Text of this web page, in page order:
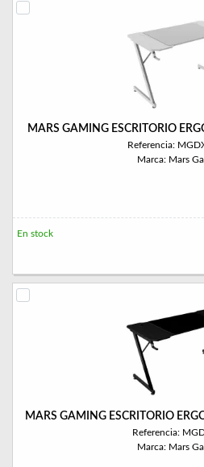
MARS GAMING ESCRITORIO
Referencia:
Marca: Mars
En stock
MARS GAMING ESCRITORIO
Referencia:
Marca: Mars